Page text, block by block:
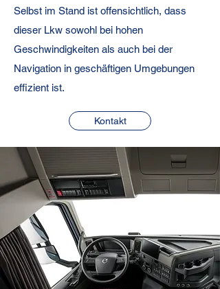
Selbst im Stand ist offensichtlich, dass
dieser Lkw sowohl bei hohen
Geschwindigkeiten als auch bei der
Navigation in geschäftigen Umgebungen
effizient ist.
Kontakt